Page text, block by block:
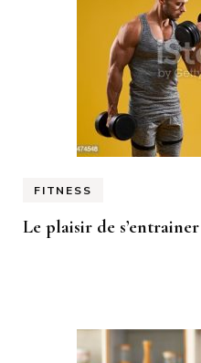
FITNESS
Le plaisir de